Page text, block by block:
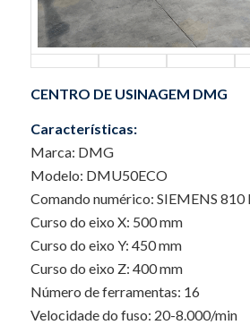
CENTRO DE USINAGEM DMG
Características:
Marca: DMG
Modelo: DMU50ECO
Comando numérico: SIEMENS 810
Curso do eixo X: 500 mm
Curso do eixo Y: 450 mm
Curso do eixo Z: 400 mm
Número de ferramentas: 16
Velocidade do fuso: 20-8.000/min